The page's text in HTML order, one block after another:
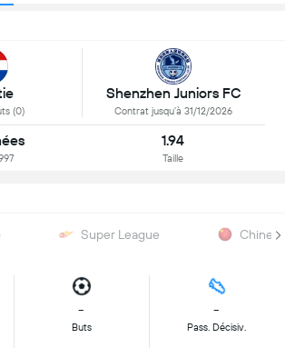
(0)
Shenzhen Juniors FC
Contrat jusqu'à 31/12/2026
1.94
Taille
Super League
-
Buts
-
Pass. Décisiv.